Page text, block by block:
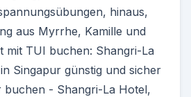
hinaus,
aus Myrrhe, Kamille und
mit TUI buchen: Shangri-La
Singapur günstig und sicher
- Shangri-La Hotel,